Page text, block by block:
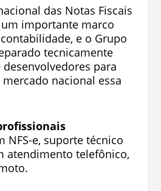
das Notas Fiscais
um importante marco
e o Grupo
tecnicamente
para
nacional essa
NFS-e, suporte técnico
atendimento telefônico,